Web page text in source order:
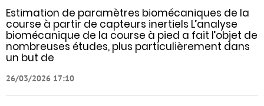
Estimation de paramètres biomécaniques de la
course à partir de capteurs inertiels L’analyse
biomécanique de la course à pied a fait l’objet de
nombreuses études, plus particulièrement dans
un but de
26/03/2026 17:10